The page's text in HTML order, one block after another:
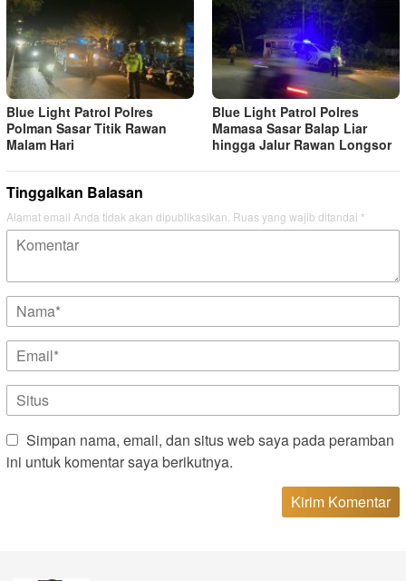
Blue Light Patrol Polres
Polman Sasar Titik Rawan
Malam Hari
Blue Light Patrol Polres
Mamasa Sasar Balap Liar
hingga Jalur Rawan Longsor
Tinggalkan Balasan
Alamat email Anda tidak akan dipublikasikan. Ruas yang wajib ditandai *
Simpan nama, email, dan situs web saya pada peramban
ini untuk komentar saya berikutnya.